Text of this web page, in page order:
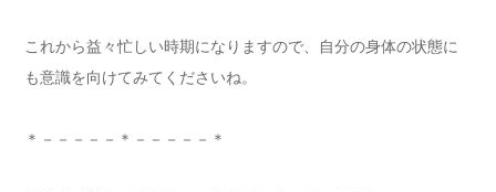
これから益々忙しい時期になりますので、自分の身体の状態に
も意識を向けてみてくださいね。
＊－－－－－＊－－－－－＊